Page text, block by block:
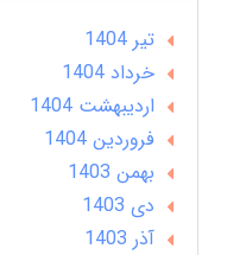
تير 1404
خرداد 1404
ارديبهشت 1404
فروردین 1404
بهمن 1403
دی 1403
آذر 1403